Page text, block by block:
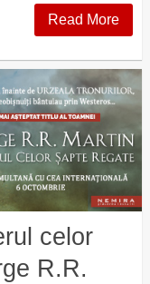
Read More
celor
R.R.